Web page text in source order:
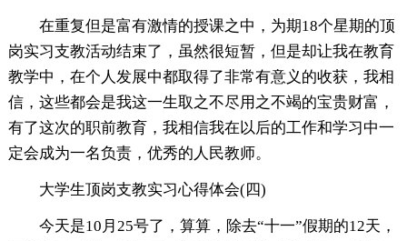
在重复但是富有激情的授课之中，为期18个星期的顶
岗实习支教活动结束了，虽然很短暂，但是却让我在教育
教学中，在个人发展中都取得了非常有意义的收获，我相
信，这些都会是我这一生取之不尽用之不竭的宝贵财富，
有了这次的职前教育，我相信我在以后的工作和学习中一
定会成为一名负责，优秀的人民教师。
大学生顶岗支教实习心得体会(四)
今天是10月25号了，算算，除去“十一”假期的12天，